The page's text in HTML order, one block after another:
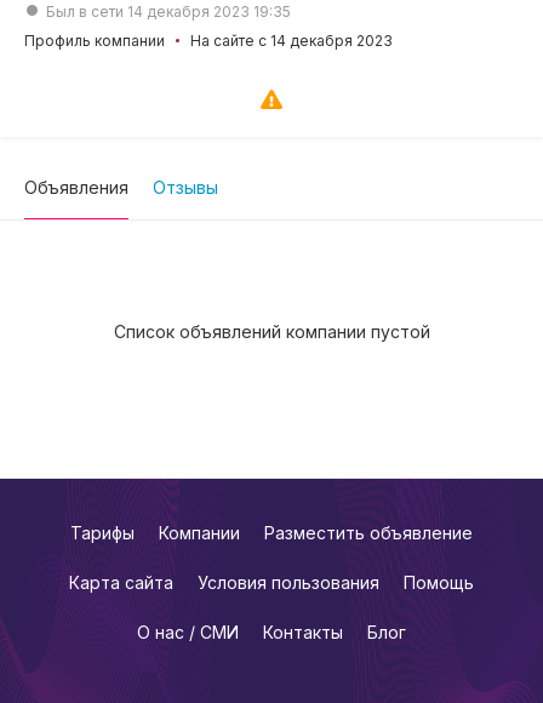
Был в сети 14 декабря 2023 19:35
Профиль компании
На сайте с 14 декабря 2023
Объявления Отзывы
Список объявлений компании пустой
Тарифы Компании Разместить объявление
Карта сайта Условия пользования Помощь
О нас / СМИ Контакты Блог